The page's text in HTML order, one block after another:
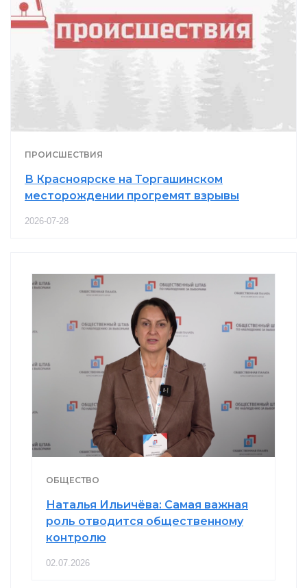
ПРОИСШЕСТВИЯ
В Красноярске на Торгашинском
месторождении прогремят взрывы
2026-07-28
ОБЩЕСТВО
Наталья Ильичёва: Самая важная
роль отводится общественному
контролю
02.07.2026